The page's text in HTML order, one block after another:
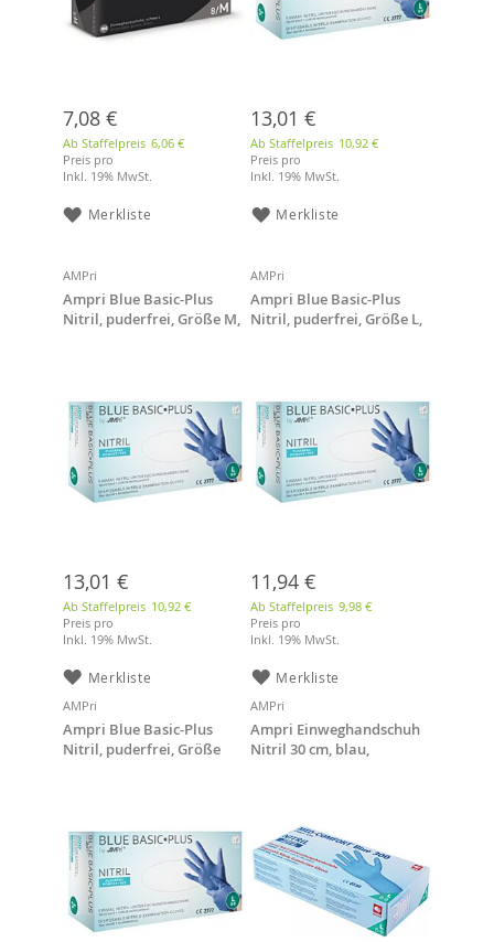
7,08 €
Ab Staffelpreis 6,06 €
Preis pro
Inkl. 19% MwSt.
Merkliste
13,01 €
Ab Staffelpreis 10,92 €
Preis pro
Inkl. 19% MwSt.
Merkliste
AMPri
Ampri Blue Basic-Plus
Nitril, puderfrei, Größe M,
13,01 €
Ab Staffelpreis 10,92 €
Preis pro
Inkl. 19% MwSt.
Merkliste
AMPri
Ampri Blue Basic-Plus
Nitril, puderfrei, Größe L,
11,94 €
Ab Staffelpreis 9,98 €
Preis pro
Inkl. 19% MwSt.
Merkliste
AMPri
Ampri Blue Basic-Plus
Nitril, puderfrei, Größe
AMPri
Ampri Einweghandschuh
Nitril 30 cm, blau,